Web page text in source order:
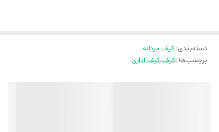
دسته‌بندی: کیف مردانه
برچسب‌ها :کیف،کیف اداری